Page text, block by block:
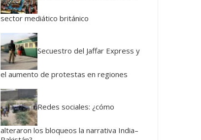
sector mediático británico
Secuestro del Jaffar Express y
el aumento de protestas en regiones
Redes sociales: ¿cómo
alteraron los bloqueos la narrativa India–